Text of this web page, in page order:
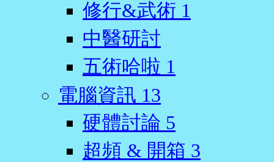
修行&武術 1
中醫研討
五術哈啦 1
電腦資訊 13
硬體討論 5
超頻 & 開箱 3